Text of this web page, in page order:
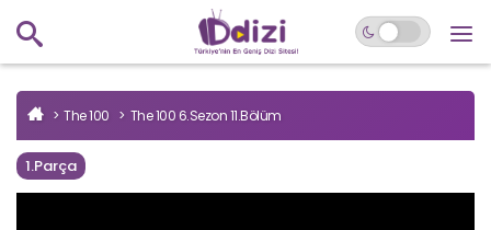
The 100 The 100 6.Sezon 11.Bölüm
1.Parça